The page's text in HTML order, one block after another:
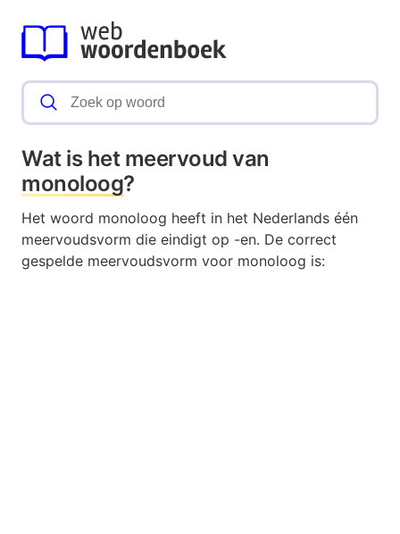
Wat is het meervoud van
monoloog?
Het woord monoloog heeft in het Nederlands één
meervoudsvorm die eindigt op -en. De correct
gespelde meervoudsvorm voor monoloog is: